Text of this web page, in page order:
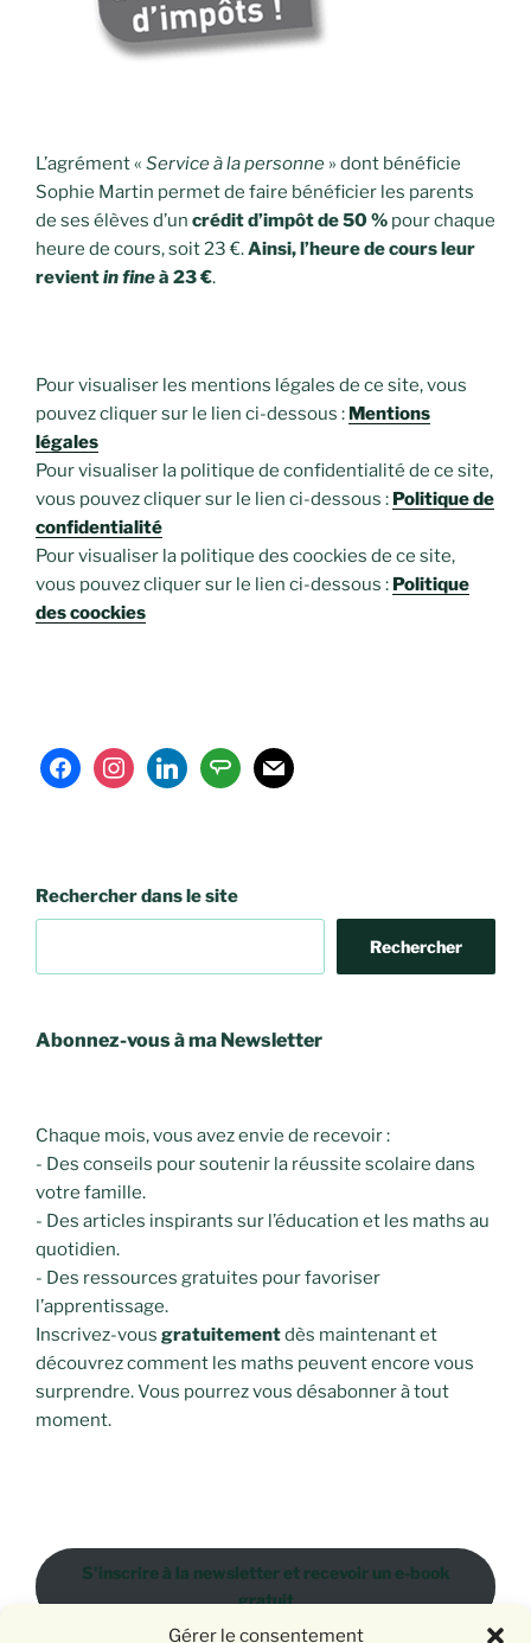
Gérer le consentement
L’agrément « Service à la personne » dont bénéficie
Sophie Martin permet de faire bénéficier les parents
de ses élèves d’un crédit d’impôt de 50 % pour chaque
heure de cours, soit 23 €.Ainsi, l’heure de cours leur
revientin fineà 23 €.
Pour visualiser les mentions légales de ce site, vous
pouvez cliquer sur le lien ci-dessous : Mentions
légales
Pour visualiser la politique de confidentialité de ce site,
vous pouvez cliquer sur le lien ci-dessous : Politique de
confidentialité
Pour visualiser la politique des coockies de ce site,
vous pouvez cliquer sur le lien ci-dessous : Politique
des coockies
facebookinstagramlinkedinangieslist
mail
Rechercher dans le site
Rechercher
Abonnez-vous à ma Newsletter
Chaque mois, vous avez envie de recevoir :
- Des conseils pour soutenir la réussite scolaire dans
votre famille.
- Des articles inspirants sur l’éducation et les maths au
quotidien.
- Des ressources gratuites pour favoriser
l’apprentissage.
Inscrivez-vous gratuitementdès maintenant et
découvrez comment les maths peuvent encore vous
surprendre. Vous pourrez vous désabonner à tout
moment.
S'inscrire à la newsletter et recevoir un e-book
gratuit